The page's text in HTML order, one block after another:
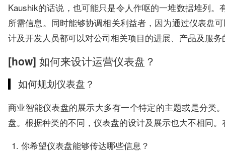
Kaushik的话说，也可能只是令人作呕的一堆数据堆列
所需信息。同时能够协调相关利益者，因为通过仪表盘
计及开发人员都可以对公司相关项目的进展、产品及服务
[how] 如何来设计运营仪表盘？
如何规划仪表盘？
商业智能仪表盘的展示大多有一个特定的主题或是分类
盘。根据种类的不同，仪表盘的设计及展示也大不相同。
你希望仪表盘能够传达哪些信息？